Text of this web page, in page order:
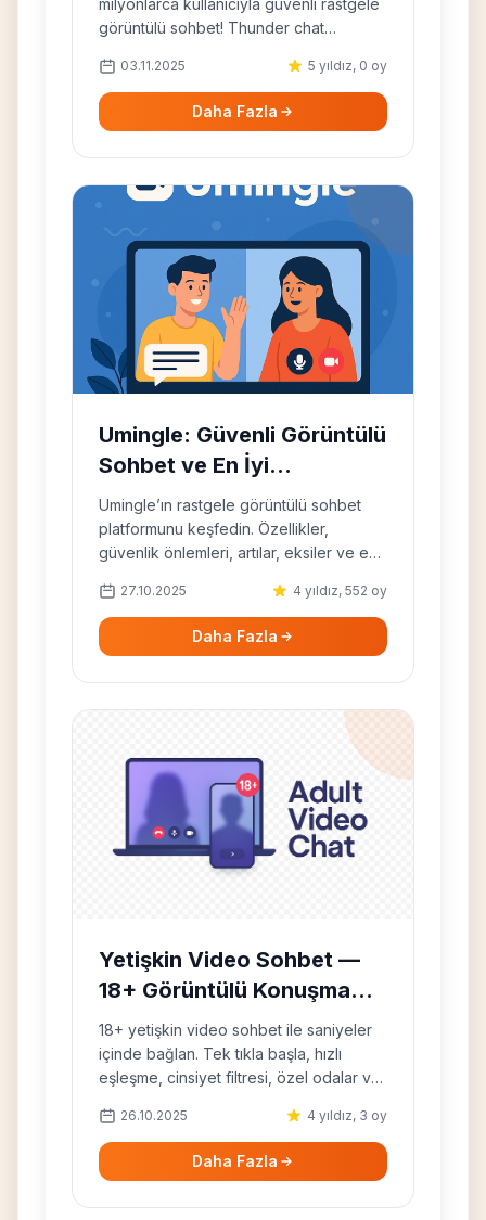
milyonlarca kullanıcıyla güvenli rastgele
görüntülü sohbet! Thunder chat
03.11.2025 5 yıldız, 0 oy
Daha Fazla
Umingle: Güvenli Görüntülü
Sohbet ve En İyi
Alternatifler
Umingle’ın rastgele görüntülü sohbet
platformunu keşfedin. Özellikler,
güvenlik önlemleri, artılar, eksiler ve en
27.10.2025 4 yıldız, 552 oy
Daha Fazla
Yetişkin Video Sohbet —
18+ Görüntülü Konuşma
(Ücretsiz)
18+ yetişkin video sohbet ile saniyeler
içinde bağlan. Tek tıkla başla, hızlı
eşleşme, cinsiyet filtresi, özel odalar ve
26.10.2025 4 yıldız, 3 oy
Daha Fazla